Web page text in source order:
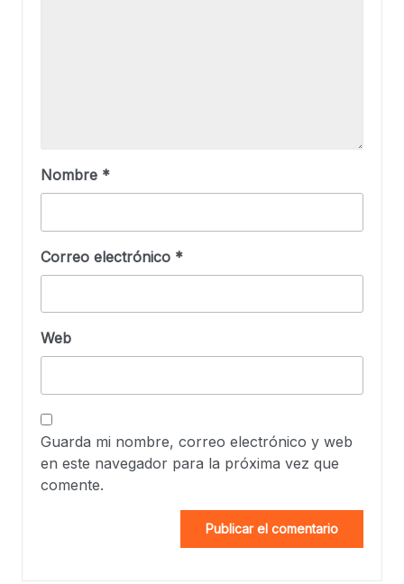
Nombre *
Correo electrónico *
Web
Guarda mi nombre, correo electrónico y web
en este navegador para la próxima vez que
comente.